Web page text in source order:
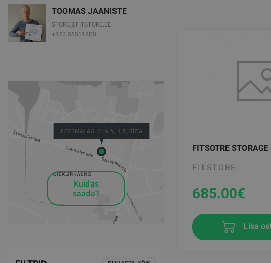
TOOMAS JAANISTE
STORE@FITSTORE.EE
+372 55511808
Kuidas
saada?
FITSOTRE
FITSTORE
685.00€
Lisa